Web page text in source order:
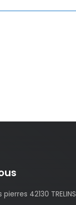
42130 TRELINS